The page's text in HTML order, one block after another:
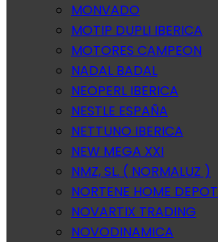
MONVADO
MOTIP DUPLI IBERICA
MOTORES CAMPEON
NADAL BADAL
NEOPERL IBERICA
NESTLE ESPAÑA
NETTUNO IBERICA
NEW MEGA XXI
NMZ, SL. ( NORMALUZ )
NORTENE HOME DEPOT
NOVARTIX TRADING
NOVODINAMICA